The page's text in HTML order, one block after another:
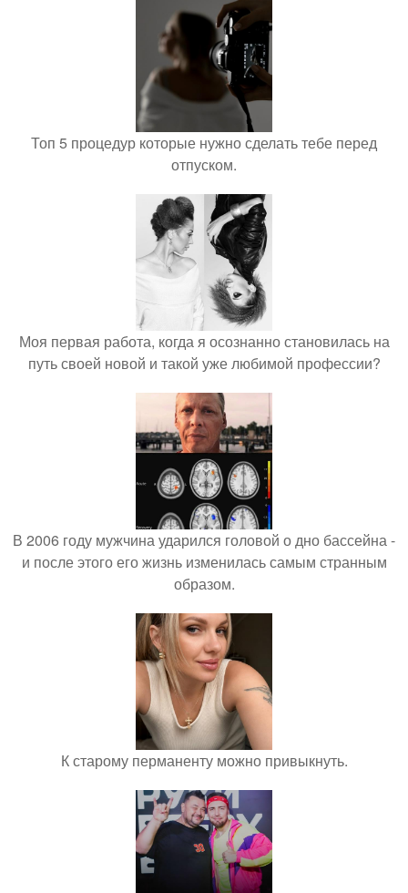
Топ 5 процедур которые нужно сделать тебе перед
отпуском.
Моя первая работа, когда я осознанно становилась на
путь своей новой и такой уже любимой профессии?
В 2006 году мужчина ударился головой о дно бассейна -
и после этого его жизнь изменилась самым странным
образом.
К старому перманенту можно привыкнуть.